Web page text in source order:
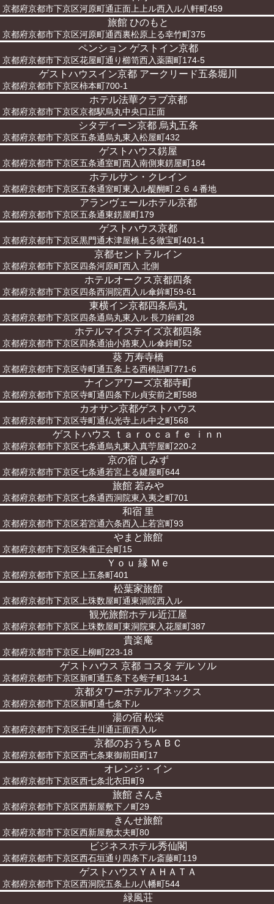
京都府京都市下京区河原町通正面上上ル西入ル八軒町459
旅館 ひのもと
京都府京都市下京区河原町通西裏松原上る幸竹町375
ペンション ゲストイン京都
京都府京都市下京区花屋町通り櫛笥西入薬園町174-5
ゲストハウスイン京都 アークリード五条堀川
京都府京都市下京区柿本町700-1
ホテル法華クラブ京都
京都府京都市下京区京都駅烏丸中央口正面
シタディーン京都 烏丸五条
京都府京都市下京区五条通烏丸東入松屋町432
ゲストハウス錺屋
京都府京都市下京区五条通室町西入南側東錺屋町184
ホテルサン・クレイン
京都府京都市下京区五条通室町東入ル醍醐町２６４番地
アランヴェールホテル京都
京都府京都市下京区五条通東錺屋町179
ゲストハウス京都
京都府京都市下京区黒門通木津屋橋上る徹宝町401-1
京都セントラルイン
京都府京都市下京区四条河原町西入 北側
ホテルオークス京都四条
京都府京都市下京区四条西洞院西入ル傘鉾町59-61
東横イン京都四条烏丸
京都府京都市下京区四条通烏丸東入ル 長刀鉾町28
ホテルマイステイズ京都四条
京都府京都市下京区四条通油小路東入ル傘鉾町52
葵 万寿寺橋
京都府京都市下京区寺町通五条上る西橋詰町771-6
ナインアワーズ京都寺町
京都府京都市下京区寺町通四条下ル貞安前之町588
カオサン京都ゲストハウス
京都府京都市下京区寺町通仏光寺上ル中之町568
ゲストハウス ｔａｒｏｃａｆｅ ｉｎｎ
京都府京都市下京区七条通烏丸東入真苧屋町220-2
京の宿 しみず
京都府京都市下京区七条通若宮上る鍵屋町644
旅館 若みや
京都府京都市下京区七条通西洞院東入夷之町701
和宿 里
京都府京都市下京区若宮通六条西入上若宮町93
やまと旅館
京都府京都市下京区朱雀正会町15
Ｙｏｕ 縁 Ｍｅ
京都府京都市下京区上五条町401
松葉家旅館
京都府京都市下京区上珠数屋町通東洞院西入ル
観光旅館ホテル近江屋
京都府京都市下京区上珠数屋町東洞院東入花屋町387
貴楽庵
京都府京都市下京区上柳町223-18
ゲストハウス 京都 コスタ デル ソル
京都府京都市下京区新町通五条下る蛭子町134-1
京都タワーホテルアネックス
京都府京都市下京区新町通七条下ル
湯の宿 松栄
京都府京都市下京区壬生川通正面西入ル
京都のおうちＡＢＣ
京都府京都市下京区西七条東御前田町17
オレンジ・イン
京都府京都市下京区西七条北衣田町9
旅館 さんき
京都府京都市下京区西新屋敷下ノ町29
きんせ旅館
京都府京都市下京区西新屋敷太夫町80
ビジネスホテル秀仙閣
京都府京都市下京区西石垣通り四条下ル斎藤町119
ゲストハウスＹＡＨＡＴＡ
京都府京都市下京区西洞院五条上ル八幡町544
緑風荘